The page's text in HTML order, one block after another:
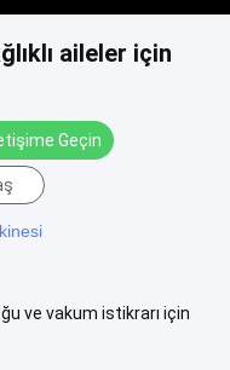
aileler için
Geçin
ve vakum istikrarı için